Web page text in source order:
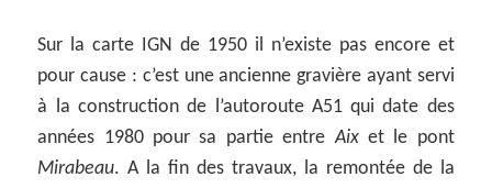
Sur la carte IGN de 1950 il n’existe pas encore et
pour cause : c’est une ancienne gravière ayant servi
à la construction de l’autoroute A51 qui date des
années 1980 pour sa partie entreAixet le pont
Mirabeau. A la fin des travaux, la remontée de la